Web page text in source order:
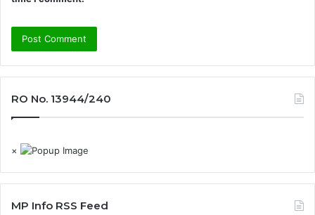
RO No. 13944/240
×
MP Info RSS Feed